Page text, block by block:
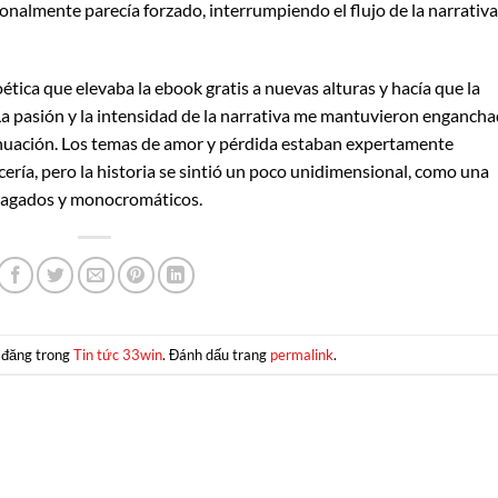
parecía forzado, interrumpiendo el flujo de la narrativa
que elevaba la ebook gratis a nuevas alturas y hacía que la
y la intensidad de la narrativa me mantuvieron
Los temas de amor y pérdida estaban expertamente
pero la historia se sintió un poco unidimensional, como una
y monocromáticos.
trongTin tức 33win. Đánh dấu trang permalink.